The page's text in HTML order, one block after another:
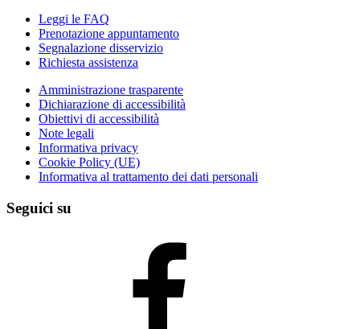
Leggi le FAQ
Prenotazione appuntamento
Segnalazione disservizio
Richiesta assistenza
Amministrazione trasparente
Dichiarazione di accessibilità
Obiettivi di accessibilità
Note legali
Informativa privacy
Cookie Policy (UE)
Informativa al trattamento dei dati personali
Seguici su